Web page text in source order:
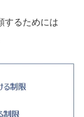
するためには